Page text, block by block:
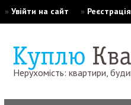
» Увійти на сайт »
Нерухомість: квартири,